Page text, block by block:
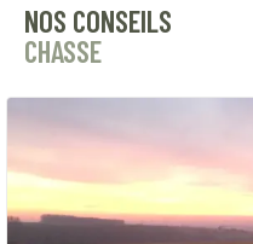
NOS CONSEILS
CHASSE